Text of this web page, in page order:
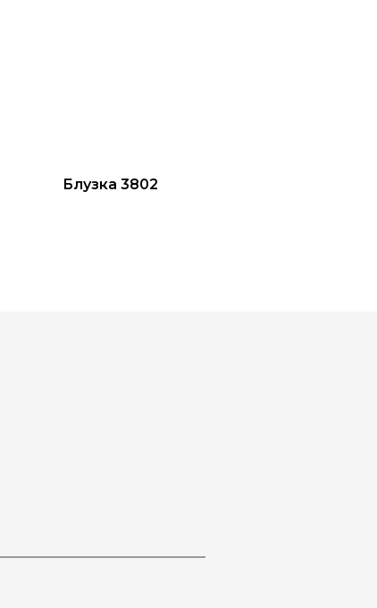
Блузка 3802